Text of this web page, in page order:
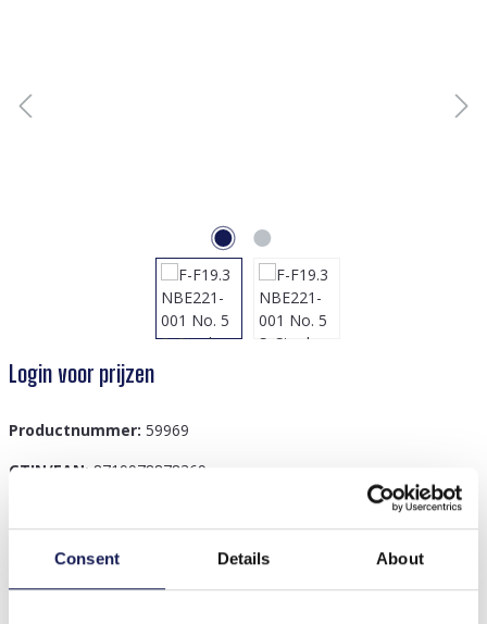
Consent Details About
Login voor prijzen
Productnummer: 59969
GTIN/EAN: 8719978878369
Beschrijving
F-F19.3 NBE221-001 No. 5 S. Steel Necklace Pearls